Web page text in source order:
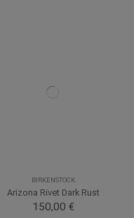
BIRKENSTOCK
Arizona Rivet Dark Rust
150,00 €